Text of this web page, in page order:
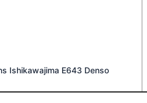
Ishikawajima E643 Denso